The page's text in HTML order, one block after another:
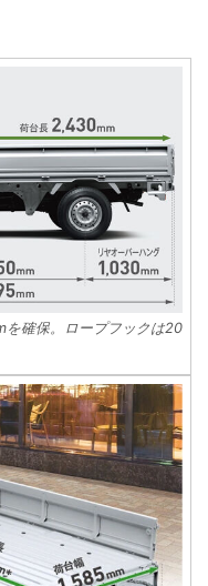
確保。ロープフックは20